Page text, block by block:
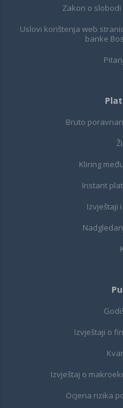
Zakon o
Uslovi korištenja web
banke
Bruto
Kliring
Instant
Izvještaji
Izvještaji o
Izvještaj o
Ocjena rizika